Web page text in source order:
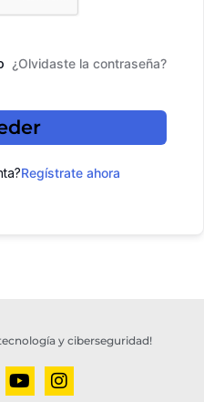
¿Olvidaste la contraseña?
Regístrate ahora
y ciberseguridad!